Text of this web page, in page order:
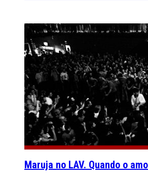
Maruja no LAV. Quando o